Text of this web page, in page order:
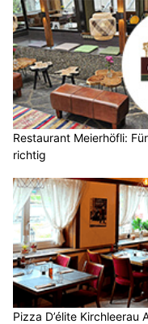
Restaurant Meierhöfli:
richtig
Pizza D’élite Kirchleerau